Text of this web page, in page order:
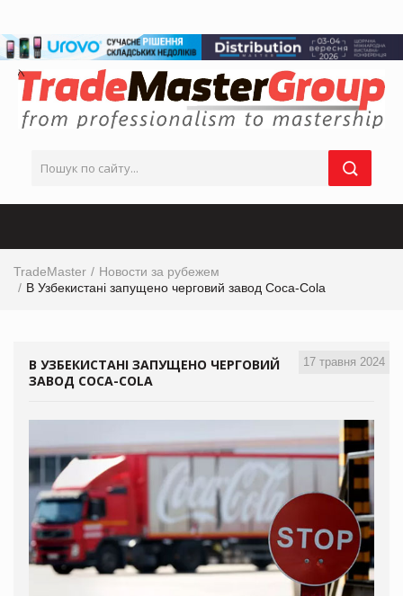
TradeMaster
Новости за рубежем
В Узбекистані запущено черговий завод Coca-Cola
17 травня 2024
В УЗБЕКИСТАНІ ЗАПУЩЕНО ЧЕРГОВИЙ
ЗАВОД COCA-COLA